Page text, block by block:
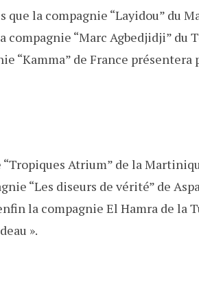
que la compagnie “Layidou” du
compagnie “Marc Agbedjidji” du
“Kamma” de France présentera
Atrium” de la
“Les diseurs de vérité” de
la compagnie El Hamra de la
».